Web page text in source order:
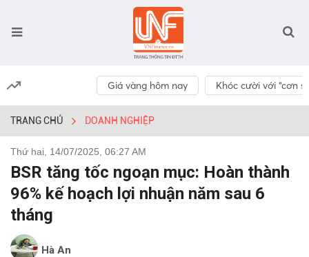
Giá vàng hôm nay Khóc cười với “cơn
TRANG CHỦ DOANH NGHIỆP
Thứ hai, 14/07/2025, 06:27 AM
BSR tăng tốc ngoạn mục: Hoàn thành
96% kế hoạch lợi nhuận năm sau 6
tháng
Hà An